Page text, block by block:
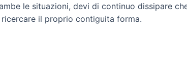
le situazioni, devi di continuo dissipare
il proprio contiguita forma.